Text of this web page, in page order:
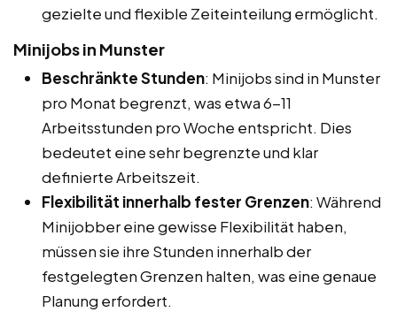
gezielte und flexible Zeiteinteilung ermöglicht.
Minijobs in Munster
Beschränkte Stunden: Minijobs sind in Munster
pro Monat begrenzt, was etwa 6-11
Arbeitsstunden pro Woche entspricht. Dies
bedeutet eine sehr begrenzte und klar
definierte Arbeitszeit.
Flexibilität innerhalb fester Grenzen: Während
Minijobber eine gewisse Flexibilität haben,
müssen sie ihre Stunden innerhalb der
festgelegten Grenzen halten, was eine genaue
Planung erfordert.